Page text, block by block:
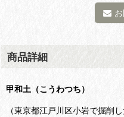
商品詳細
甲和土（こうわつち）
（東京都江戸川区小岩で掘削